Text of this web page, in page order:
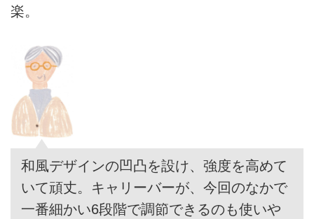
楽。
和風デザインの凹凸を設け、強度を高めて
いて頑丈。キャリーバーが、今回のなかで
一番細かい6段階で調節できるのも使いや